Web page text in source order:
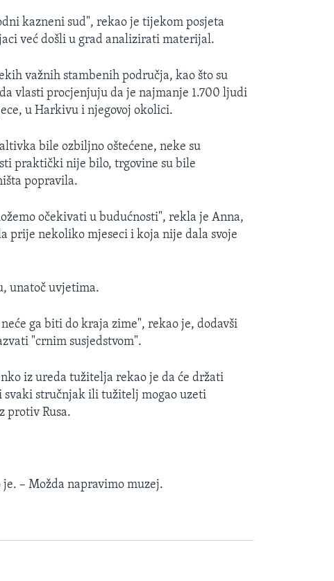
kazneni sud", rekao je tijekom posjeta
već došli u grad analizirati materijal.
važnih stambenih područja, kao što su
vlasti procjenjuju da je najmanje 1.700 ljudi
u Harkivu i njegovoj okolici.
bile ozbiljno oštećene, neke su
praktički nije bilo, trgovine su bile
popravila.
očekivati u budućnosti", rekla je Anna,
prije nekoliko mjeseci i koja nije dala svoje
unatoč uvjetima.
ga biti do kraja zime", rekao je, dodavši
"crnim susjedstvom".
iz ureda tužitelja rekao je da će držati
stručnjak ili tužitelj mogao uzeti
protiv Rusa.
je. – Možda napravimo muzej.